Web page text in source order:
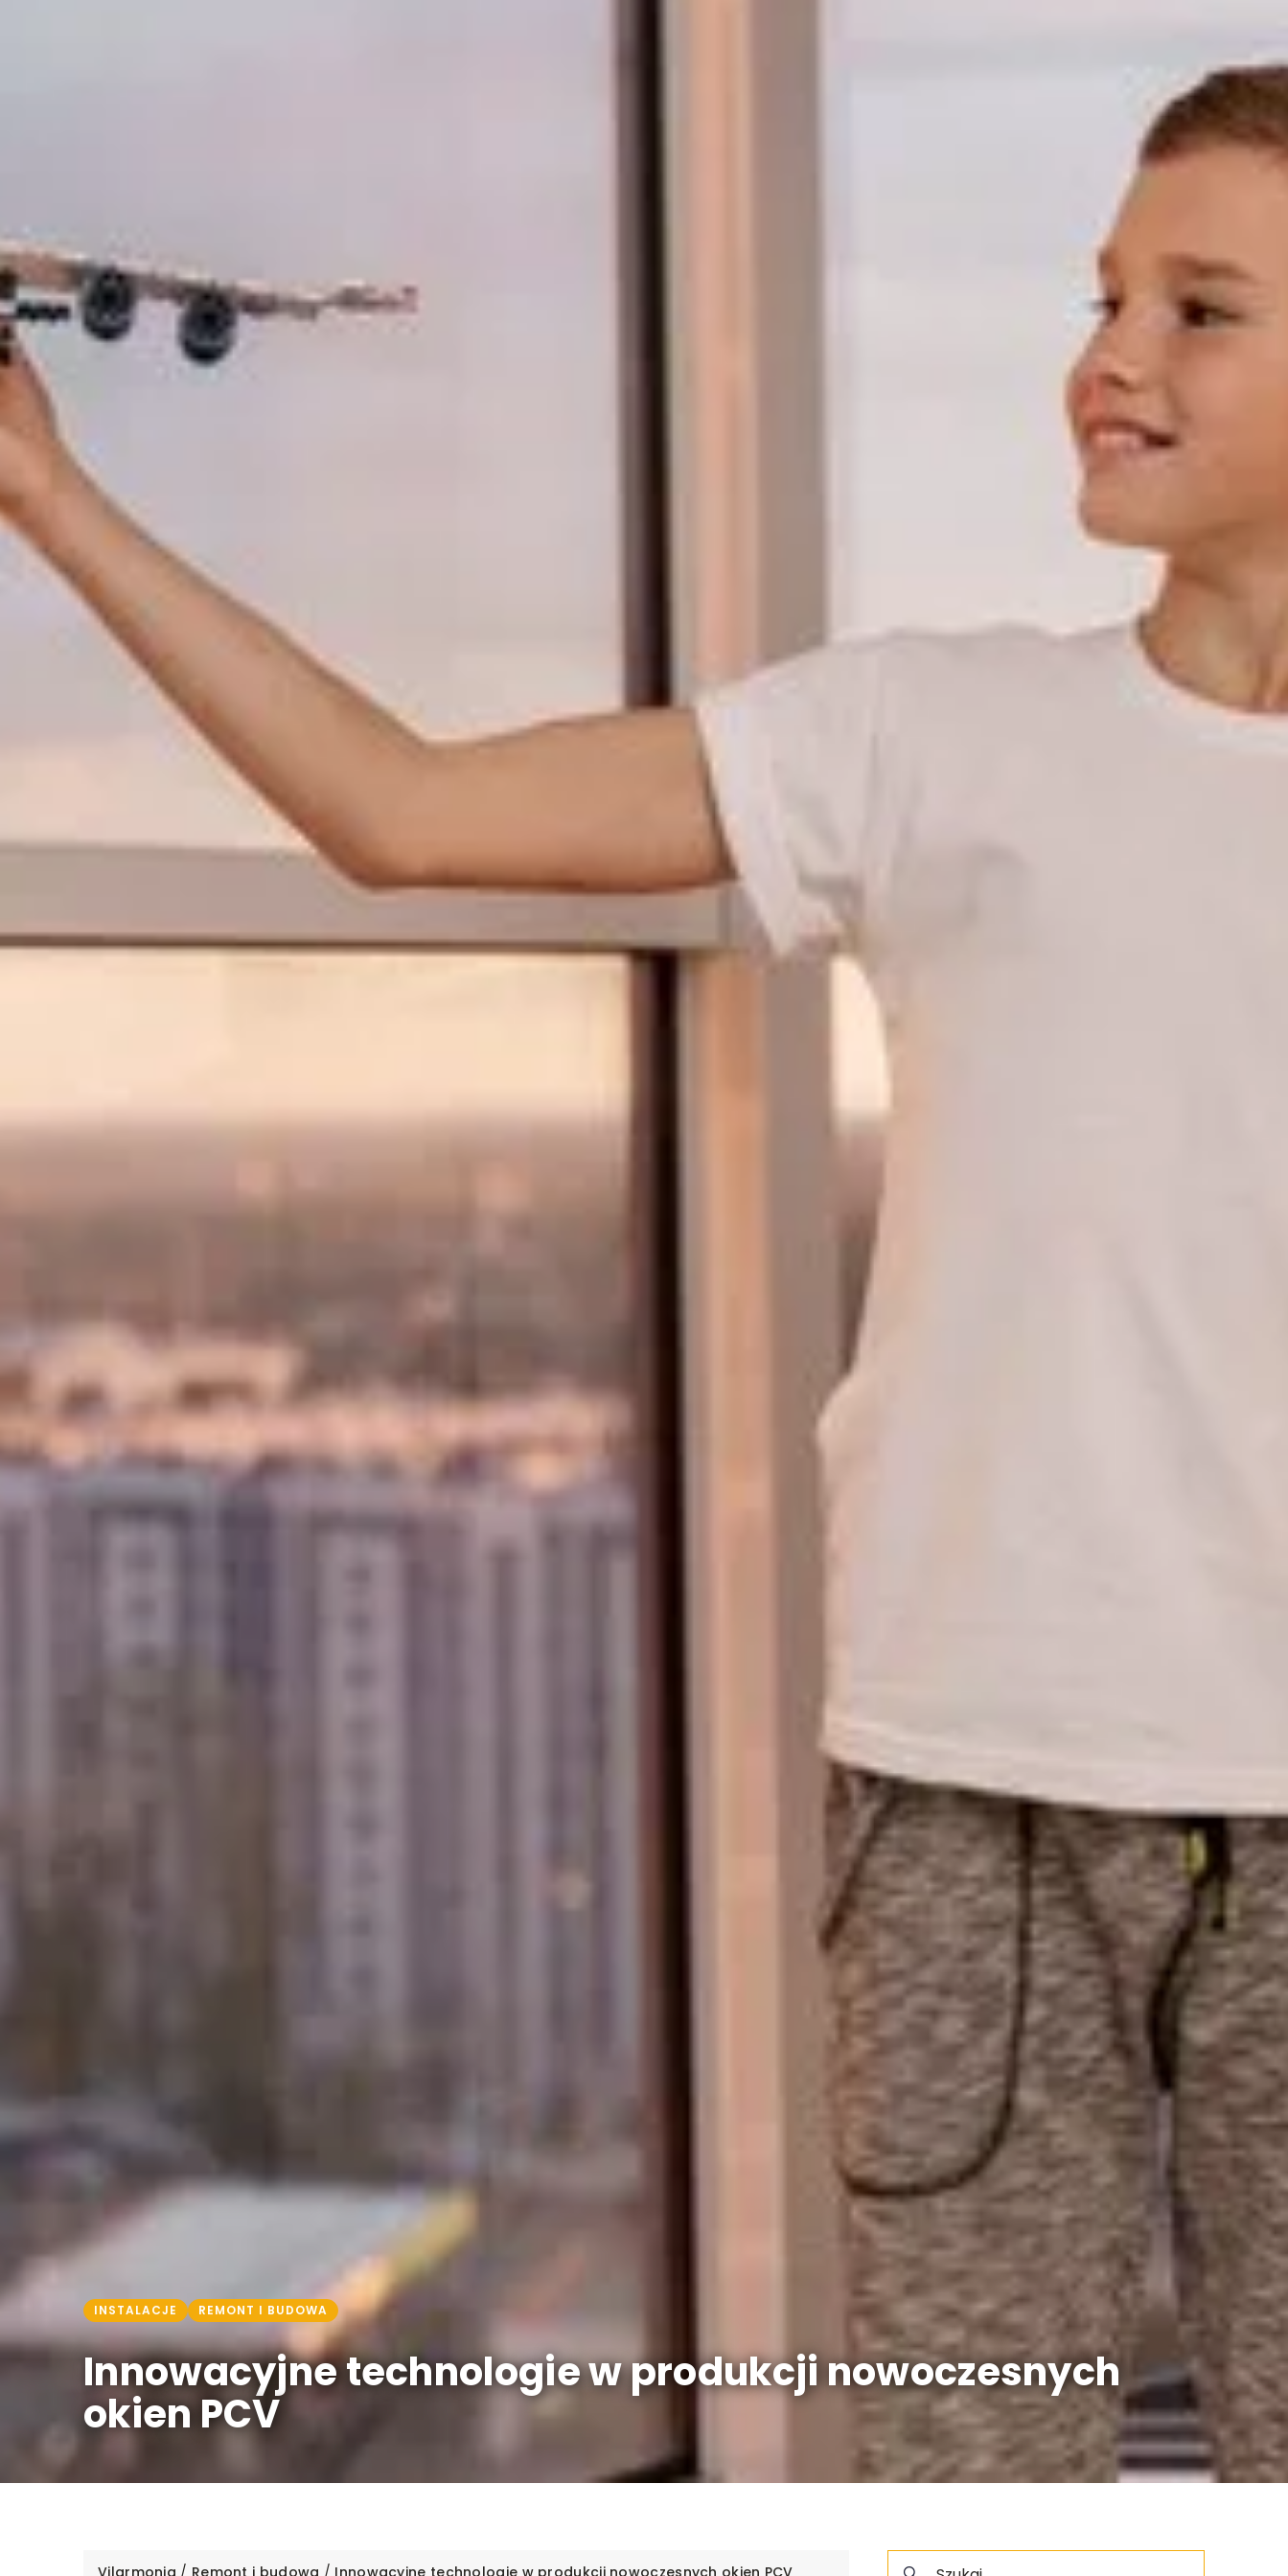
INSTALACJE REMONT I BUDOWA
Innowacyjne technologie w produkcji nowoczesnych
okien PCV
Vilarmonia / Remont i budowa / Innowacyjne technologie w produkcji nowoczesnych okien PCV